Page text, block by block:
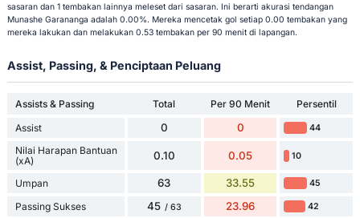
sasaran dan 1 tembakan lainnya meleset dari sasaran. Ini berarti akurasi tendangan
Munashe Garananga adalah 0.00%. Mereka mencetak gol setiap 0.00 tembakan yang
mereka lakukan dan melakukan 0.53 tembakan per 90 menit di lapangan.
Assist, Passing, & Penciptaan Peluang
Assists & Passing Total Per 90 Menit
Persentil
Assist
0 0 44
Nilai Harapan Bantuan
(xA)
0.10 0.05 10
Umpan 63 33.55 45
Passing Sukses 45 / 63 23.96 42